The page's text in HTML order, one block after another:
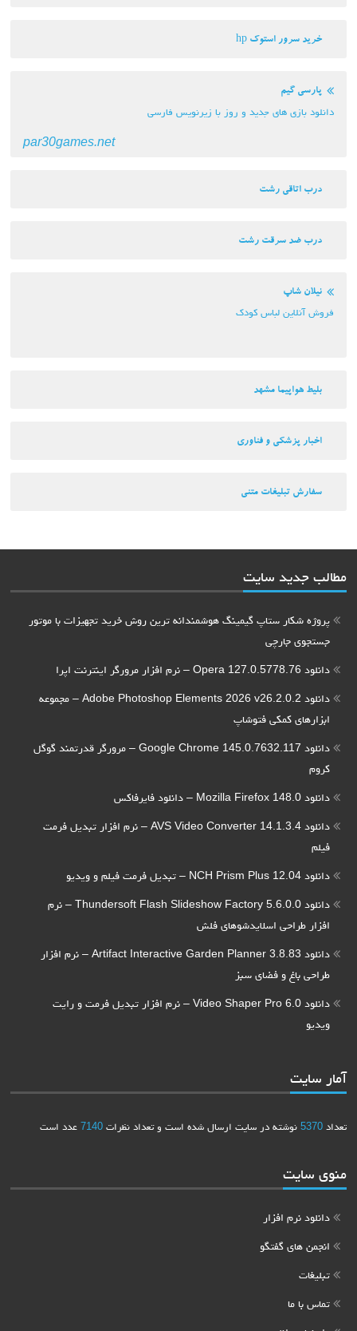
خرید سرور استوک hp
پارسی گیم
دانلود بازی های جدید و روز با زیرنویس فارسی
par30games.net
درب اتاقی رشت
درب ضد سرقت رشت
نیلان شاپ
فروش آنلاین لباس کودک
بلیط هواپیما مشهد
اخبار پزشکی و فناوری
سفارش تبلیغات متنی
مطالب جدید سایت
پروژه شکار ستاپ گیمینگ هوشمندانه ترین روش خرید تجهیزات با موتور
جستجوی جارچی
دانلود Opera 127.0.5778.76 – نرم افزار مرورگر اینترنت اپرا
دانلود Adobe Photoshop Elements 2026 v26.2.0.2 – مجموعه
ابزارهای کمکی فتوشاپ
دانلود Google Chrome 145.0.7632.117 – مرورگر قدرتمند گوگل
کروم
دانلود Mozilla Firefox 148.0 – دانلود فایرفاکس
دانلود AVS Video Converter 14.1.3.4 – نرم افزار تبدیل فرمت
فیلم
دانلود NCH Prism Plus 12.04 – تبدیل فرمت فیلم و ویدیو
دانلود Thundersoft Flash Slideshow Factory 5.6.0.0 – نرم
افزار طراحی اسلایدشوهای فلش
دانلود Artifact Interactive Garden Planner 3.8.83 – نرم افزار
طراحی باغ و فضای سبز
دانلود Video Shaper Pro 6.0 – نرم افزار تبدیل فرمت و رایت
ویدیو
آمار سایت
تعداد5370 نوشته در سایت ارسال شده است و تعداد نظرات7140 عدد است
منوی سایت
دانلود نرم افزار
انجمن های گفتگو
تبلیغات
تماس با ما